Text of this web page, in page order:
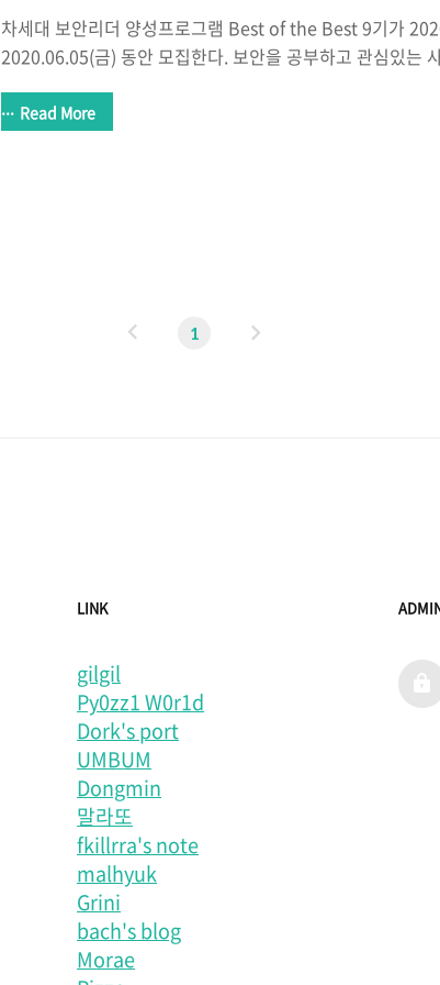
차세대 보안리더 양성프로그램 Best of the Best 9기가
2020.06.05(금) 동안 모집한다. 보안을 공부하고 관심있는
링크를 참고해주세요 BoB를 해본 경험자로써 BoB는 굉장
Read More
1
다
LINK
gilgil
Py0zz1 W0r1d
Dork's port
UMBUM
Dongmin
말라또
fkillrra's note
malhyuk
Grini
bach's blog
Morae